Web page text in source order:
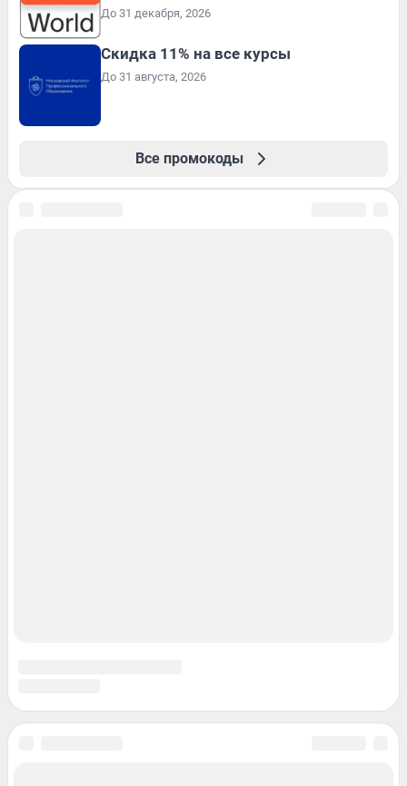
До 31 декабря, 2026
Скидка 11% на все курсы
До 31 августа, 2026
Все промокоды